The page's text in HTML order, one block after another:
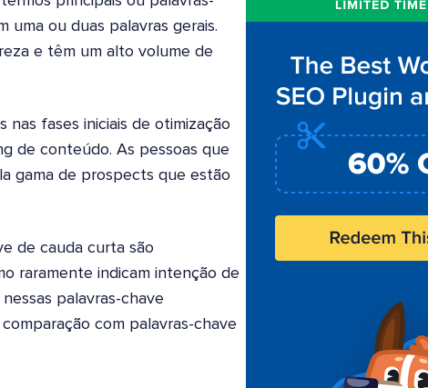
uma ou duas palavras gerais.
e têm um alto volume de
fases iniciais de otimização
de conteúdo. As pessoas que
gama de prospects que estão
de cauda curta são
raramente indicam intenção de
palavras-chave
com palavras-chave